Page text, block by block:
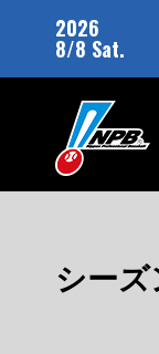
2026
8/8 Sat.
シーズ